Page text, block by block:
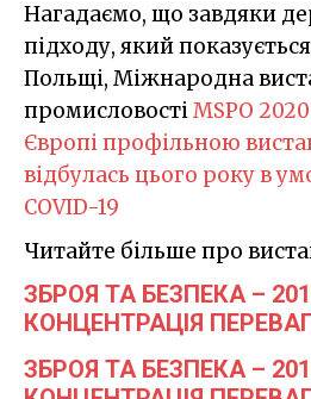
Нагадаємо, що завдяки
підходу, який
Польщі, Міжнародна
промисловостіMSPO
Європі профільною
відбулась цього року в
COVID-19
Читайте більше про
ЗБРОЯ ТА БЕЗПЕКА –
КОНЦЕНТРАЦІЯ
ЗБРОЯ ТА БЕЗПЕКА –